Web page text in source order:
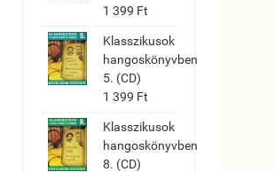
1 399 Ft
Klasszikusok
hangoskönyvben
5. (CD)
1 399 Ft
Klasszikusok
hangoskönyvben
8. (CD)